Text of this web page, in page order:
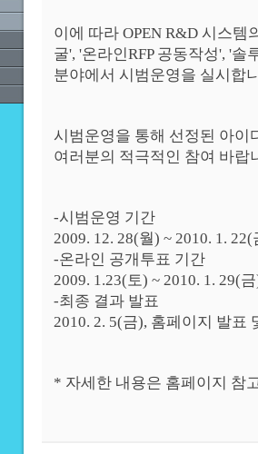
이에 따라 OPEN R&D 시스템
굴', '온라인RFP 공동작성', '
분야에서 시범운영을 실시합
시범운영을 통해 선정된 아이
여러분의 적극적인 참여 바랍
-시범운영 기간
2009. 12. 28(월) ~ 2010. 1.
-온라인 공개투표 기간
2009. 1.23(토) ~ 2010. 1. 29(
-최종 결과 발표
2010. 2. 5(금), 홈페이지 발표
* 자세한 내용은 홈페이지 참